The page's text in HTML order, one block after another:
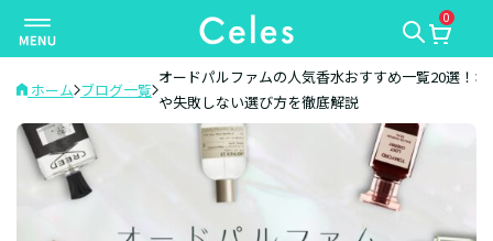
ナ
ビ
ー
シ
ョ
0
ホーム ブログ一覧
オードパルファムの人気香水おすすめ一覧20選！
や失敗しない選び方を徹底解説